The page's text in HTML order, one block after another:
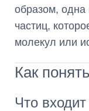
образом, одна
частиц,
молекул или
Как
Что